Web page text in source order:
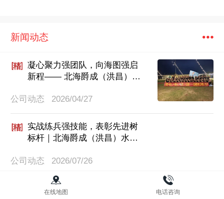
新闻动态
凝心聚力强团队，向海图强启
新程—— 北海爵成（洪昌）水
官！
公司动态 2026/04/27
实战练兵强技能，表彰先进树
标杆｜北海爵成（洪昌）水产
演练暨抢险先进表彰大会
公司动态 2026/07/26
爱员工身体健康 筑牢职场健康防线
在线地图 电话咨询